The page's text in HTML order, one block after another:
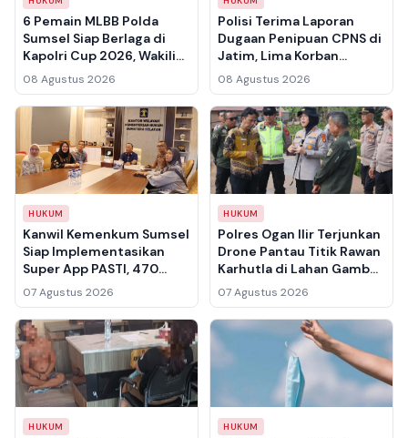
6 Pemain MLBB Polda
Sumsel Siap Berlaga di
Kapolri Cup 2026, Wakili
Sumatera Selatan Usai
Juara di Tingkat Kapolda
08 Agustus 2026
Polisi Terima Laporan
Dugaan Penipuan CPNS di
Jatim, Lima Korban
Pertama Rugi Rp3,5 Miliar
08 Agustus 2026
HUKUM
Kanwil Kemenkum Sumsel
Siap Implementasikan
Super App PASTI, 470
Layanan Hukum
Terintegrasi Mulai 1
September 2026
07 Agustus 2026
HUKUM
Polres Ogan Ilir Terjunkan
Drone Pantau Titik Rawan
Karhutla di Lahan Gambut
Indralaya Utara
07 Agustus 2026
HUKUM HUKUM